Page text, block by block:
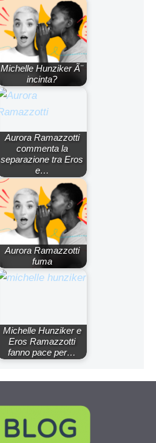
Michelle Hunziker Ã¨
incinta?
Aurora Ramazzotti
commenta la
separazione tra Eros
e…
Aurora Ramazzotti
fuma
Michelle Hunziker e
Eros Ramazzotti
fanno pace per…